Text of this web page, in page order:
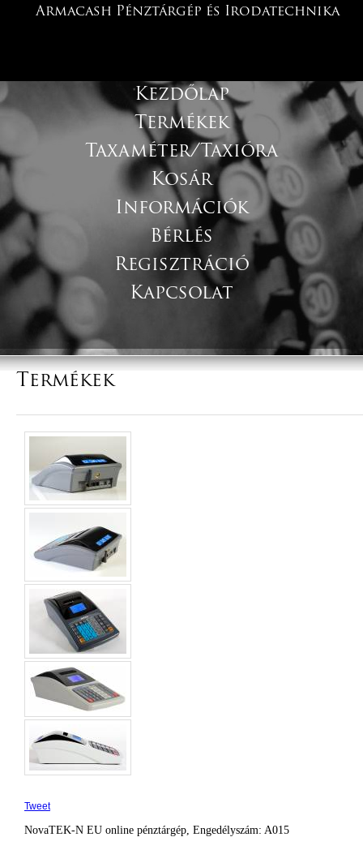
Armacash Pénztárgép és Irodatechnika
Kezdőlap
Termékek
Taxaméter/Taxióra
Kosár
Információk
Bérlés
Regisztráció
Kapcsolat
Termékek
Tweet
NovaTEK-N EU online pénztárgép, Engedélyszám: A015